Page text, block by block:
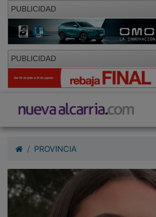
PUBLICIDAD
PUBLICIDAD